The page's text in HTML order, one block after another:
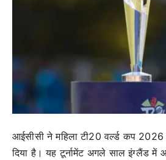
आईसीसी ने महिला टी20 वर्ल्ड कप
दिया है। यह टूर्नामेंट अगले साल इंग्लैंड में